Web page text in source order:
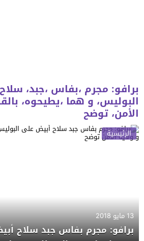
برافو: مجرم ،بفاس ،جبد،
البوليس، و هما ،يطيحوه،
الأمن، توضح
الرئيسية
13 مايو 2018
برافو: مجرم بفاس جبد سلاح